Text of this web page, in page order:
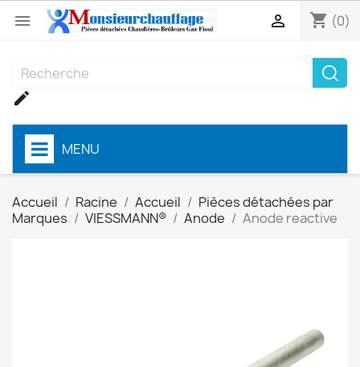
 shopping_cart (0)


MENU
Accueil Racine Accueil
Pièces détachées par
Marques
VIESSMANN® Anode Anode reactive